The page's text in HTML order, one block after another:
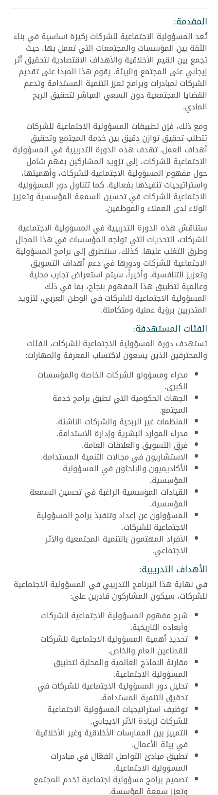
المقدمة:
تُعد المسؤولية الاجتماعية للشركات ركيزة أساسية في بناء
الثقة بين المؤسسات والمجتمعات التي تعمل بها، حيث
تجمع بين القيم الأخلاقية والأهداف الاقتصادية لتحقيق أثر
إيجابي على المجتمع والبيئة. يقوم هذا المبدأ على تقديم
الشركات لمبادرات وبرامج تعزز التنمية المستدامة وتدعم
القضايا المجتمعية دون السعي المباشر لتحقيق الربح
المادي.
ومع ذلك، فإن تطبيقات المسؤولية الاجتماعية للشركات
تتطلب تحقيق توازن دقيق بين خدمة المجتمع وتحقيق
أهداف العمل. تهدف هذه الدورة التدريبية في المسؤولية
الاجتماعية للشركات، إلى تزويد المشاركين بفهم شامل
حول مفهوم المسؤولية الاجتماعية للشركات، وأهميتها،
واستراتيجيات تنفيذها بفعالية. كما تتناول دور المسؤولية
الاجتماعية للشركات في تحسين السمعة المؤسسية وتعزيز
الولاء لدى العملاء والموظفين.
ستناقش هذه الدورة التدريبية في المسؤولية الاجتماعية
للشركات، التحديات التي تواجه المؤسسات في هذا المجال
وطرق التغلب عليها. كذلك، سنتطرق إلى برامج المسؤولية
الاجتماعية للشركات ودورها في دعم أهداف التسويق
وتعزيز التنافسية. وأخيراً، سيتم استعراض تجارب محلية
وعالمية لتطبيق هذا المفهوم بنجاح، بما في ذلك
المسؤولية الاجتماعية للشركات في الوطن العربي، لتزويد
المتدربين برؤية عملية ومتكاملة.
الفئات المستهدفة:
تستهدف دورة المسؤولية الاجتماعية للشركات، الفئات
والمحترفين الذين يسعون لاكتساب المعرفة والمهارات:
مدراء ومسؤولو الشركات الخاصة والمؤسسات
الكبرى.
الجهات الحكومية التي تطبق برامج خدمة
المجتمع.
المنظمات غير الربحية والشركات الناشئة.
مدراء الموارد البشرية وإدارة الاستدامة.
فرق التسويق والعلاقات العامة.
الاستشاريون في مجالات التنمية المستدامة.
الأكاديميون والباحثون في المسؤولية
المؤسسية.
القيادات المؤسسية الراغبة في تحسين السمعة
المؤسسية.
المسؤولون عن إعداد وتنفيذ برامج المسؤولية
الاجتماعية للشركات.
الأفراد المهتمون بالتنمية المجتمعية والأثر
الاجتماعي.
الأهداف التدريبية:
في نهاية هذا البرنامج التدريبي في المسؤولية الاجتماعية
للشركات، سيكون المشاركون قادرين على:
شرح مفهوم المسؤولية الاجتماعية للشركات
وأبعاده التاريخية.
تحديد أهمية المسؤولية الاجتماعية للشركات
للقطاعين العام والخاص.
مقارنة النماذج العالمية والمحلية لتطبيق
المسؤولية الاجتماعية.
تحليل دور المسؤولية الاجتماعية للشركات في
تحقيق التنمية المستدامة.
توظيف استراتيجيات المسؤولية الاجتماعية
للشركات لزيادة الأثر الإيجابي.
التمييز بين الممارسات الأخلاقية وغير الأخلاقية
في بيئة الأعمال.
تطبيق مبادئ التواصل الفعّال في مبادرات
المسؤولية الاجتماعية.
تصميم برامج مسؤولية اجتماعية تخدم المجتمع
وتعزز سمعة المؤسسة.